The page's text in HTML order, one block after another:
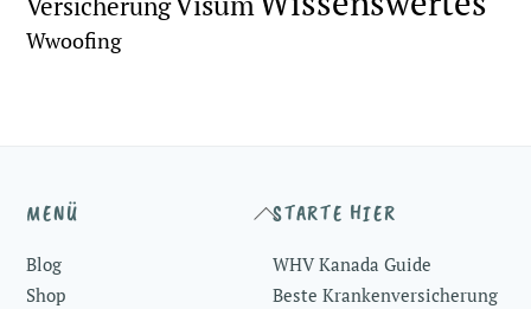
Wwoofing
Back
Top
MENÜ
Blog
Shop
STARTE HIER
WHV Kanada Guide
Beste Krankenversicherung